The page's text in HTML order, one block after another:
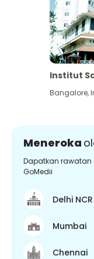
Institut
Bangalore,
Meneroka
Dapatkan
GoMedii
Delhi NCR
Mumbai
Chennai